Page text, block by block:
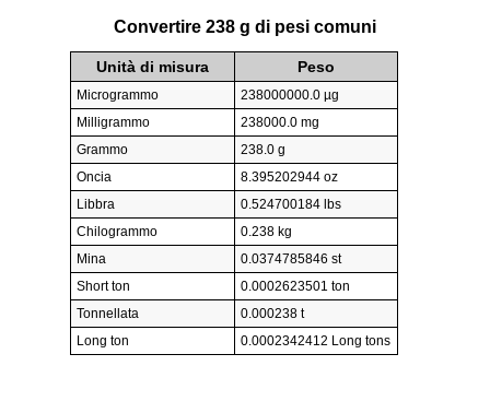
Convertire 238 g di pesi comuni
Unità di misura Peso
Microgrammo
238000000.0 µg
Milligrammo
238000.0 mg
Grammo
238.0 g
Oncia
8.395202944 oz
Libbra
0.524700184 lbs
Chilogrammo
0.238 kg
Mina
0.0374785846 st
Short ton
0.0002623501 ton
Tonnellata
0.000238 t
Long ton
0.0002342412 Long tons